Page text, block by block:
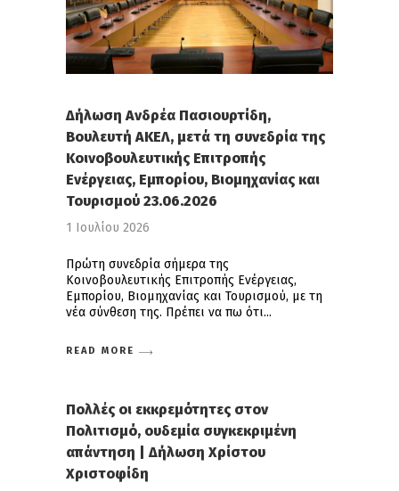
Δήλωση Ανδρέα Πασιουρτίδη,
Βουλευτή ΑΚΕΛ, μετά τη συνεδρία της
Κοινοβουλευτικής Επιτροπής
Ενέργειας, Εμπορίου, Βιομηχανίας και
Τουρισμού 23.06.2026
1 Ιουλίου 2026
Πρώτη συνεδρία σήμερα της
Κοινοβουλευτικής Επιτροπής Ενέργειας,
Εμπορίου, Βιομηχανίας και Τουρισμού, με τη
νέα σύνθεση της. Πρέπει να πω ότι
READ MORE
Πολλές οι εκκρεμότητες στον
Πολιτισμό, ουδεμία συγκεκριμένη
απάντηση | Δήλωση Χρίστου
Χριστοφίδη